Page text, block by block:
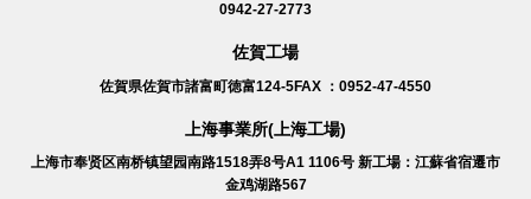
0942-27-2773
佐賀工場
佐賀県佐賀市諸富町徳富124-5FAX ：0952-47-4550
上海事業所(上海工場)
上海市奉贤区南桥镇望园南路1518弄8号A1 1106号 新工場：江蘇省宿遷市
金鸡湖路567